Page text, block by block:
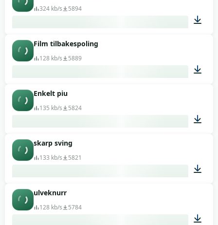
324 kb/s 5894
Film tilbakespoling
128 kb/s 5889
Enkelt piu
135 kb/s 5824
skarp sving
133 kb/s 5821
ulveknurr
128 kb/s 5784